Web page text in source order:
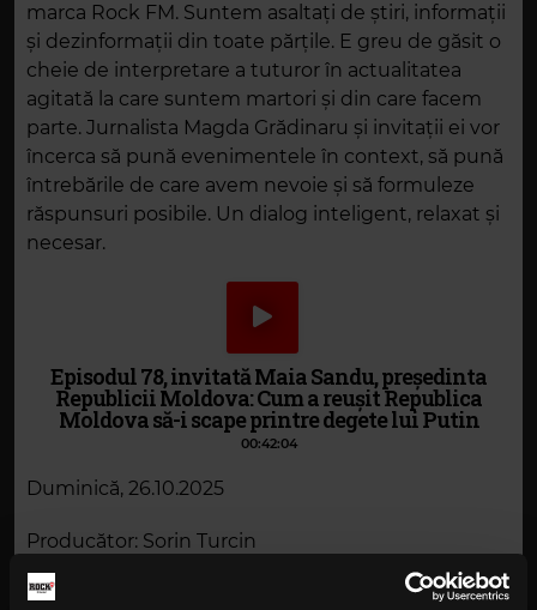
marca Rock FM. Suntem asaltați de știri, informații
și dezinformații din toate părțile. E greu de găsit o
cheie de interpretare a tuturor în actualitatea
agitată la care suntem martori și din care facem
parte. Jurnalista Magda Grădinaru și invitații ei vor
încerca să pună evenimentele în context, să pună
întrebările de care avem nevoie și să formuleze
răspunsuri posibile. Un dialog inteligent, relaxat și
necesar.
Episodul 78, invitată Maia Sandu, președinta
Republicii Moldova: Cum a reușit Republica
Moldova să-i scape printre degete lui Putin
00:42:04
Duminică, 26.10.2025
Producător: Sorin Turcin
Cum a reușit Republica Moldova să-i scape printre